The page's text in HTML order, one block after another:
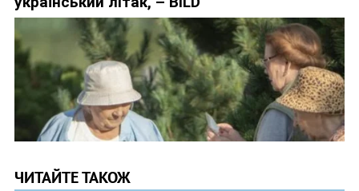
ЧИТАЙТЕ ТАКОЖ